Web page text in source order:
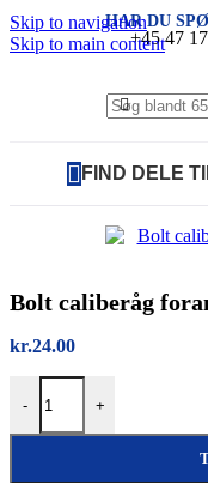
Skip to navigation
Skip to main content
HAR DU
+45 47
FIND DELE
Bolt caliberåg
kr.24.00
-
Bolt caliberåg foran volvo
+